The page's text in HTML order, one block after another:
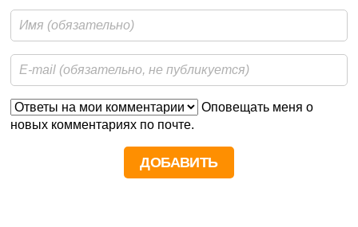
Оповещать меня о
новых комментариях по почте.